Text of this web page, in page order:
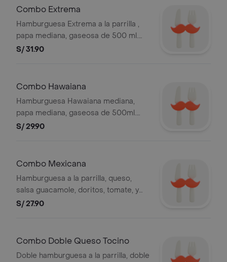
referencial. BEMBOS S.A.C RUC
Combo Extrema
Hamburguesa Extrema a la parrilla ,
papa mediana, gaseosa de 500 ml.
Ver composicion de productos en la
referencial . BEMBOS S.A.C RUC
S/ 31.90
Combo Hawaiana
Hamburguesa Hawaiana mediana,
papa mediana, gaseosa de 500ml.
Foto referencial. Foto referencial.
S/ 29.90
Combo Mexicana
Hamburguesa a la parrilla, queso,
salsa guacamole, doritos, tomate, y
mayonesa, papa mediana y gaseosa
S/ 27.90
Combo Doble Queso Tocino
Doble hamburguesa a la parrilla, doble